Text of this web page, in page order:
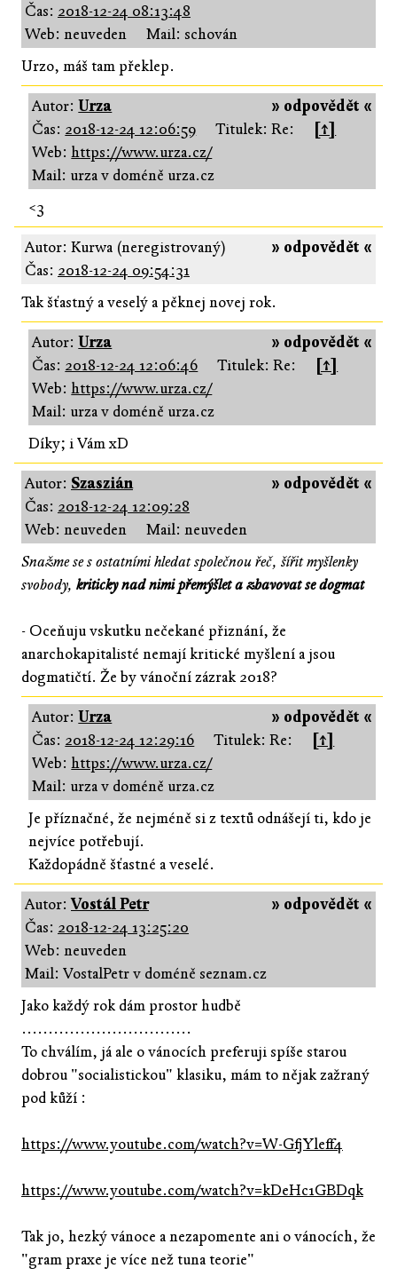
Čas: 2018-12-24 08:13:48
Web: neuveden
Mail: schován
Urzo, máš tam překlep.
» odpovědět «
Autor:Urza
Čas: 2018-12-24 12:06:59 Titulek: Re:
[↑]
Web:https://www.urza.cz/
Mail: urza v doméně urza.cz
<3
» odpovědět «
Autor: Kurwa (neregistrovaný)
Čas: 2018-12-24 09:54:31
Tak šťastný a veselý a pěknej novej rok.
» odpovědět «
Autor:Urza
Čas: 2018-12-24 12:06:46 Titulek: Re:
[↑]
Web:https://www.urza.cz/
Mail: urza v doméně urza.cz
Díky; i Vám xD
» odpovědět «
Autor: Szaszián
Čas: 2018-12-24 12:09:28
Web: neuveden
Mail: neuveden
Snažme se s ostatními hledat společnou řeč, šířit myšlenky
svobody, kriticky nad nimi přemýšlet a zbavovat se dogmat
- Oceňuju vskutku nečekané přiznání, že
anarchokapitalisté nemají kritické myšlení a jsou
dogmatičtí. Že by vánoční zázrak 2018?
» odpovědět «
Autor:Urza
Čas: 2018-12-24 12:29:16 Titulek: Re:
[↑]
Web:https://www.urza.cz/
Mail: urza v doméně urza.cz
Je příznačné, že nejméně si z textů odnášejí ti, kdo je
nejvíce potřebují.
Každopádně šťastné a veselé.
» odpovědět «
Autor:Vostál Petr
Čas: 2018-12-24 13:25:20
Web: neuveden
Mail: VostalPetr v doméně seznam.cz
Jako každý rok dám prostor hudbě
................................
To chválím, já ale o vánocích preferuji spíše starou
dobrou "socialistickou" klasiku, mám to nějak zažraný
pod kůží :
https://www.youtube.com/watch?v=W-GfjYleff4
https://www.youtube.com/watch?v=kDeHc1GBDqk
Tak jo, hezký vánoce a nezapomente ani o vánocích, že
"gram praxe je více než tuna teorie"